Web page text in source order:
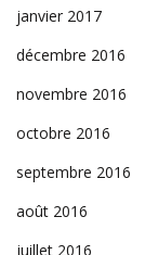
janvier 2017
décembre 2016
novembre 2016
octobre 2016
septembre 2016
août 2016
juillet 2016